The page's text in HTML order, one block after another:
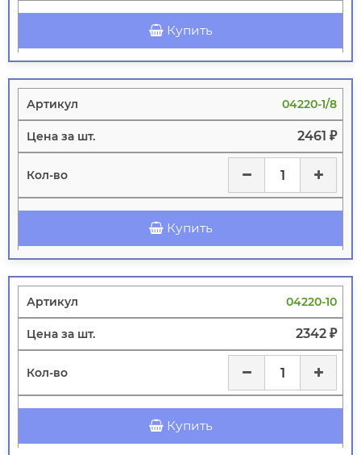
Купить
04220-1/8
2461 ₽
Купить
04220-10
2342 ₽
Купить